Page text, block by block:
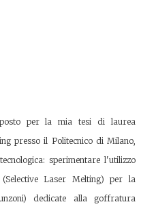
per la mia tesi di laurea
presso il Politecnico di Milano,
sperimentare l'utilizzo
Laser Melting) per la
dedicate alla goffratura